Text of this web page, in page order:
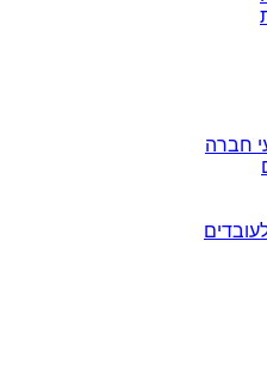
חברה